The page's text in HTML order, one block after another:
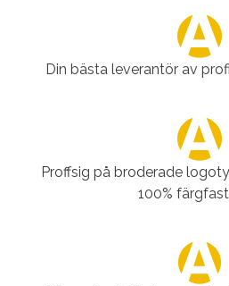
Din bästa leverantör av
Proffsig på broderade
100%